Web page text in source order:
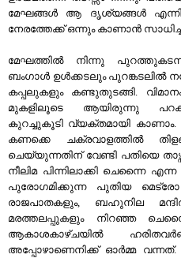
മേഘങ്ങള്‍ ആ ദൃശ്യങ്ങള്‍
നേരത്തേക്ക്‌ ഒന്നും കാണാന്‍
മേഘത്തില്‍ നിന്നു
ബംഗാള്‍ ഉള്‍ക്കടലും പുറങ്കടലില്‍
കപ്പലുകളും കണ്ടുതുടങ്ങി.
മുകളിലൂടെ ആയിരുന്നു
കുറച്ചുകൂടി വ്യക്തമായി
കണക്കെ ചക്രവാളത്തില്‍
ചെയ്യുന്നതിന് വേണ്ടി പതിയെ
നീലിമ പിന്നിലാക്കി ചെന്നൈ
പുരോഗമിക്കുന്ന പുതിയ
രാജപാതകളും, ബഹുനില
മരത്തലപ്പുകളും നിറഞ്ഞ
ആകാശകാഴ്ചയില്‍
അപ്പോഴാണെനിക്ക് ഓര്‍മ്മ